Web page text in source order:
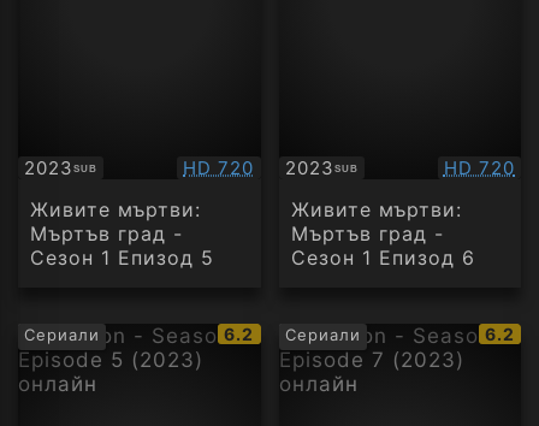
2023SUB
Субтитри Качество:
HD 720
Живите мъртви:
Мъртъв град -
Сезон 1 Епизод 5
2023SUB
Субтитри HD 720
Живите мъртви:
Мъртъв град -
Сезон 1 Епизод 6
Сериали
IMDb
рейтинг:
6.2 Сериали
IMDb
6.2